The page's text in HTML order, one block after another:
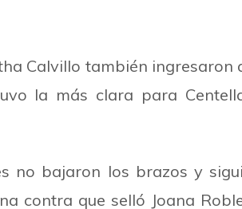
Calvillo también
la más clara para
no bajaron los brazos y
contra que selló Joana